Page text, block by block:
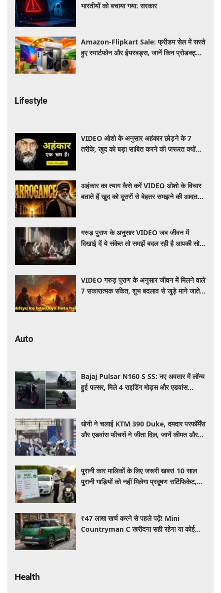
भारतीयों को बचाया गया: सरकार
Amazon-Flipkart Sale: फ्रीडम सेल में सस्ते
हुए स्मार्टफोन और ईयरबड्स, जानें किन प्रोडक्ट्स
Lifestyle
VIDEO ओशो के अनुसार अहंकार छोड़ने के 7
तरीके, खुद को बड़ा साबित करने की जरूरत क्यों
अहंकार का त्याग कैसे करें VIDEO ओशो के विचार
बताते हैं खुद को दूसरों से बेहतर समझने की आदत
गरुड़ पुराण के अनुसार VIDEO जब जीवन में
दिखाई दें ये संकेत तो समझें बदल रही है आपकी सोच
VIDEO गरुड़ पुराण के अनुसार जीवन में मिलने वाले
7 सकारात्मक संकेत, शुभ बदलाव से जुड़े माने जाते हैं
Auto
Bajaj Pulsar N160 S SS: नए अवतार में लॉन्च
हुई पल्सर, मिले 4 राइडिंग मोड्स और एडवांस
धोनी ने चलाई KTM 390 Duke, दमदार परफॉर्मेंस
और एडवांस फीचर्स ने जीता दिल, जानें कीमत और
पुरानी कार मालिकों के लिए जरूरी खबर! 10 साल
पुरानी गाड़ियों को नहीं मिलेगा प्रदूषण सर्टिफिकेट,
₹47 लाख खर्च करने से पहले पढ़ें! Mini
Countryman C खरीदना सही रहेगा या कोई
Health